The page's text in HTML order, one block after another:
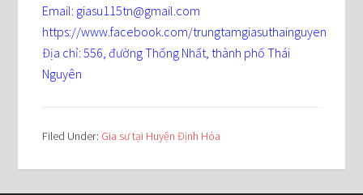
Email: giasu115tn@gmail.com
https://www.facebook.com/trungtamgiasuthainguyen
Địa chỉ: 556, đường Thống Nhất, thành phố Thái
Nguyên
Filed Under: Gia sư tại Huyện Định Hóa